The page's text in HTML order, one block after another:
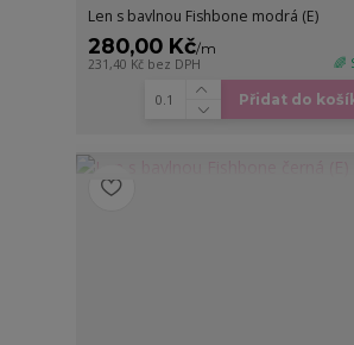
Len s bavlnou Fishbone modrá (E)
280,00 Kč/m
231,40 Kč bez DPH 🌈
Přidat do